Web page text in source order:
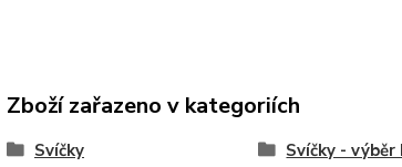
Zboží zařazeno v kategoriích
Svíčky Svíčky -